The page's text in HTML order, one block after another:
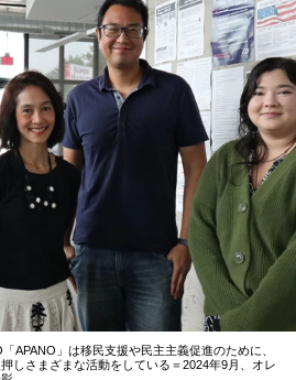
APANO」は移民支援や民主主義促進のために、
しさまざまな活動をしている＝2024年9月、オレ